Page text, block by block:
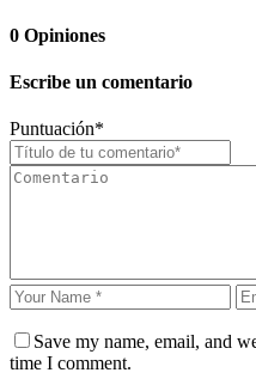
0 Opiniones
Escribe un comentario
Puntuación*
Save my name, email, and
time I comment.